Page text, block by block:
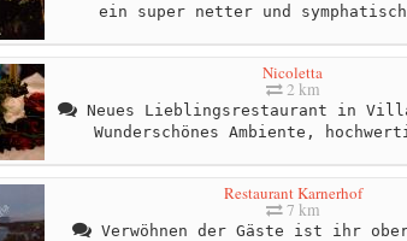
ein super netter und
Nicoletta
2 km
Neues Lieblingsrestaurant in
Wunderschönes Ambiente,
Restaurant Karnerhof
7 km
Verwöhnen der Gäste ist ihr